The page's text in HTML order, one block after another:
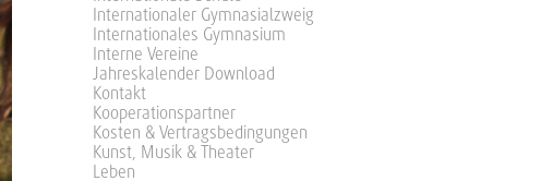
Internationaler Gymnasialzweig
Internationales Gymnasium
Interne Vereine
Jahreskalender Download
Kontakt
Kooperationspartner
Kosten & Vertragsbedingungen
Kunst, Musik & Theater
Leben